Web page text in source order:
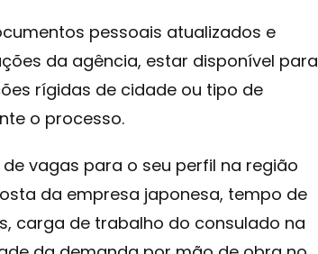
pessoais atualizados e
da agência, estar disponível para
rígidas de cidade ou tipo de
o processo.
vagas para o seu perfil na região
da empresa japonesa, tempo de
carga de trabalho do consulado na